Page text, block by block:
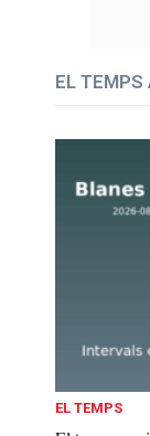
EL TEMPS
EL TEMPS